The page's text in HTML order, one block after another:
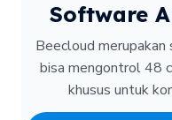
Software
Beecloud
bisa mengontrol 48
khusus untuk